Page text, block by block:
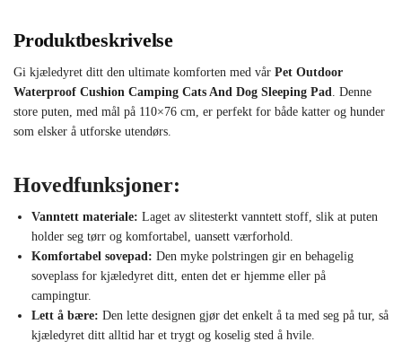
Produktbeskrivelse
Gi kjæledyret ditt den ultimate komforten med vår Pet Outdoor
Waterproof Cushion Camping Cats And Dog Sleeping Pad . Denne
store puten, med mål på 110×76 cm, er perfekt for både katter og hunder
som elsker å utforske utendørs.
Hovedfunksjoner:
Vanntett materiale: Laget av slitesterkt vanntett stoff, slik at puten
holder seg tørr og komfortabel, uansett værforhold.
Komfortabel sovepad: Den myke polstringen gir en behagelig
soveplass for kjæledyret ditt, enten det er hjemme eller på
campingtur.
Lett å bære: Den lette designen gjør det enkelt å ta med seg på tur, så
kjæledyret ditt alltid har et trygt og koselig sted å hvile.